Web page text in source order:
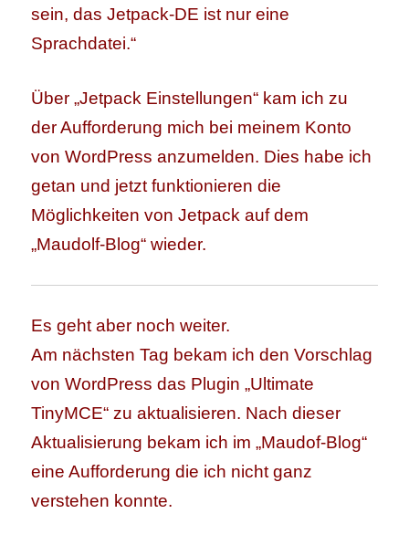
sein, das Jetpack-DE ist nur eine
Sprachdatei.“
Über „Jetpack Einstellungen“ kam ich zu
der Aufforderung mich bei meinem Konto
von WordPress anzumelden. Dies habe ich
getan und jetzt funktionieren die
Möglichkeiten von Jetpack auf dem
„Maudolf-Blog“ wieder.
Es geht aber noch weiter.
Am nächsten Tag bekam ich den Vorschlag
von WordPress das Plugin „Ultimate
TinyMCE“ zu aktualisieren. Nach dieser
Aktualisierung bekam ich im „Maudof-Blog“
eine Aufforderung die ich nicht ganz
verstehen konnte.